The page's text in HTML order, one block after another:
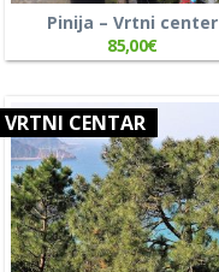
Pinija – Vrtni center
85,00€
VRTNI CENTAR